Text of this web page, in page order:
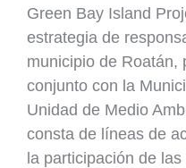
Green Bay Island
estrategia de
municipio de Roatán,
conjunto con la
Unidad de Medio
consta de líneas de
la participación de